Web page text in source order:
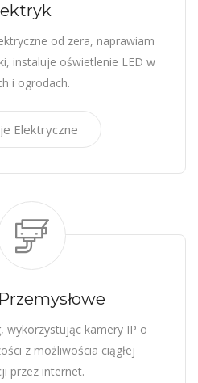
od zera, naprawiam
instaluje oświetlenie LED w
i ogrodach.
Elektryczne
wykorzystując kamery IP o
z możliwościa ciągłej
przez internet.